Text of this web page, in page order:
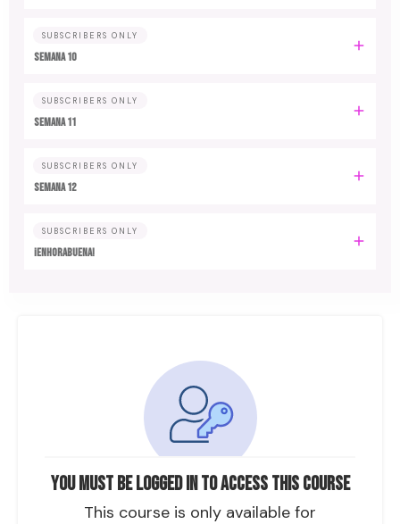
You must be logged in to access this course
This course is only available for
SUBSCRIBERS ONLY
Semana 10
SUBSCRIBERS ONLY
Semana 11
SUBSCRIBERS ONLY
Semana 12
SUBSCRIBERS ONLY
¡Enhorabuena!